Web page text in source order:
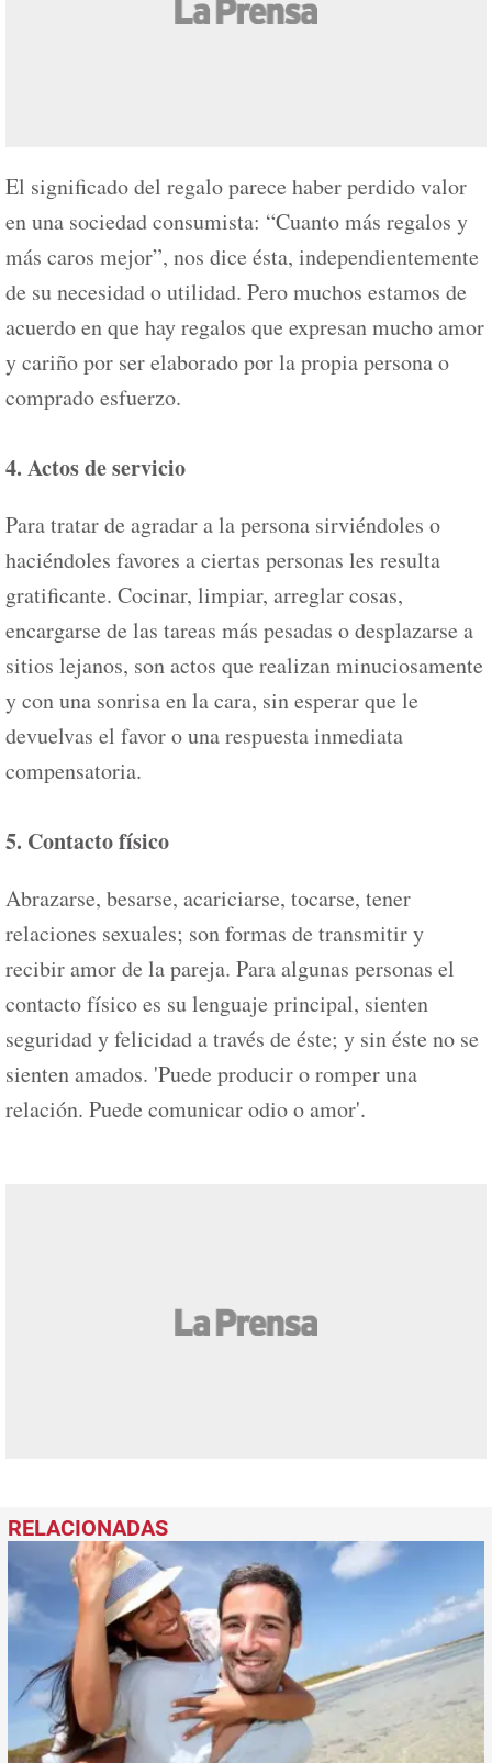
El significado del regalo parece haber perdido valor
en una sociedad consumista: “Cuanto más regalos y
más caros mejor”, nos dice ésta, independientemente
de su necesidad o utilidad. Pero muchos estamos de
acuerdo en que hay regalos que expresan mucho amor
y cariño por ser elaborado por la propia persona o
comprado esfuerzo.
4. Actos de servicio
Para tratar de agradar a la persona sirviéndoles o
haciéndoles favores a ciertas personas les resulta
gratificante. Cocinar, limpiar, arreglar cosas,
encargarse de las tareas más pesadas o desplazarse a
sitios lejanos, son actos que realizan minuciosamente
y con una sonrisa en la cara, sin esperar que le
devuelvas el favor o una respuesta inmediata
compensatoria.
5. Contacto físico
Abrazarse, besarse, acariciarse, tocarse, tener
relaciones sexuales; son formas de transmitir y
recibir amor de la pareja. Para algunas personas el
contacto físico es su lenguaje principal, sienten
seguridad y felicidad a través de éste; y sin éste no se
sienten amados. 'Puede producir o romper una
relación. Puede comunicar odio o amor'.